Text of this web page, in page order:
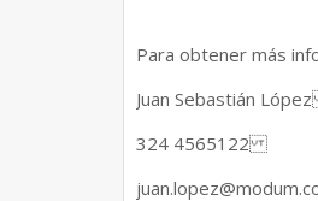
Para obtener más
Juan Sebastián
324 4565122